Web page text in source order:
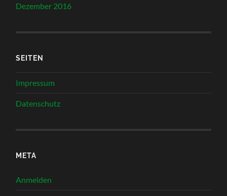
Dezember 2016
SEITEN
Impressum
Datenschutz
META
Anmelden